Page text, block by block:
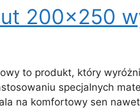
200×250
to produkt, który
specjalnych
na komfortowy sen